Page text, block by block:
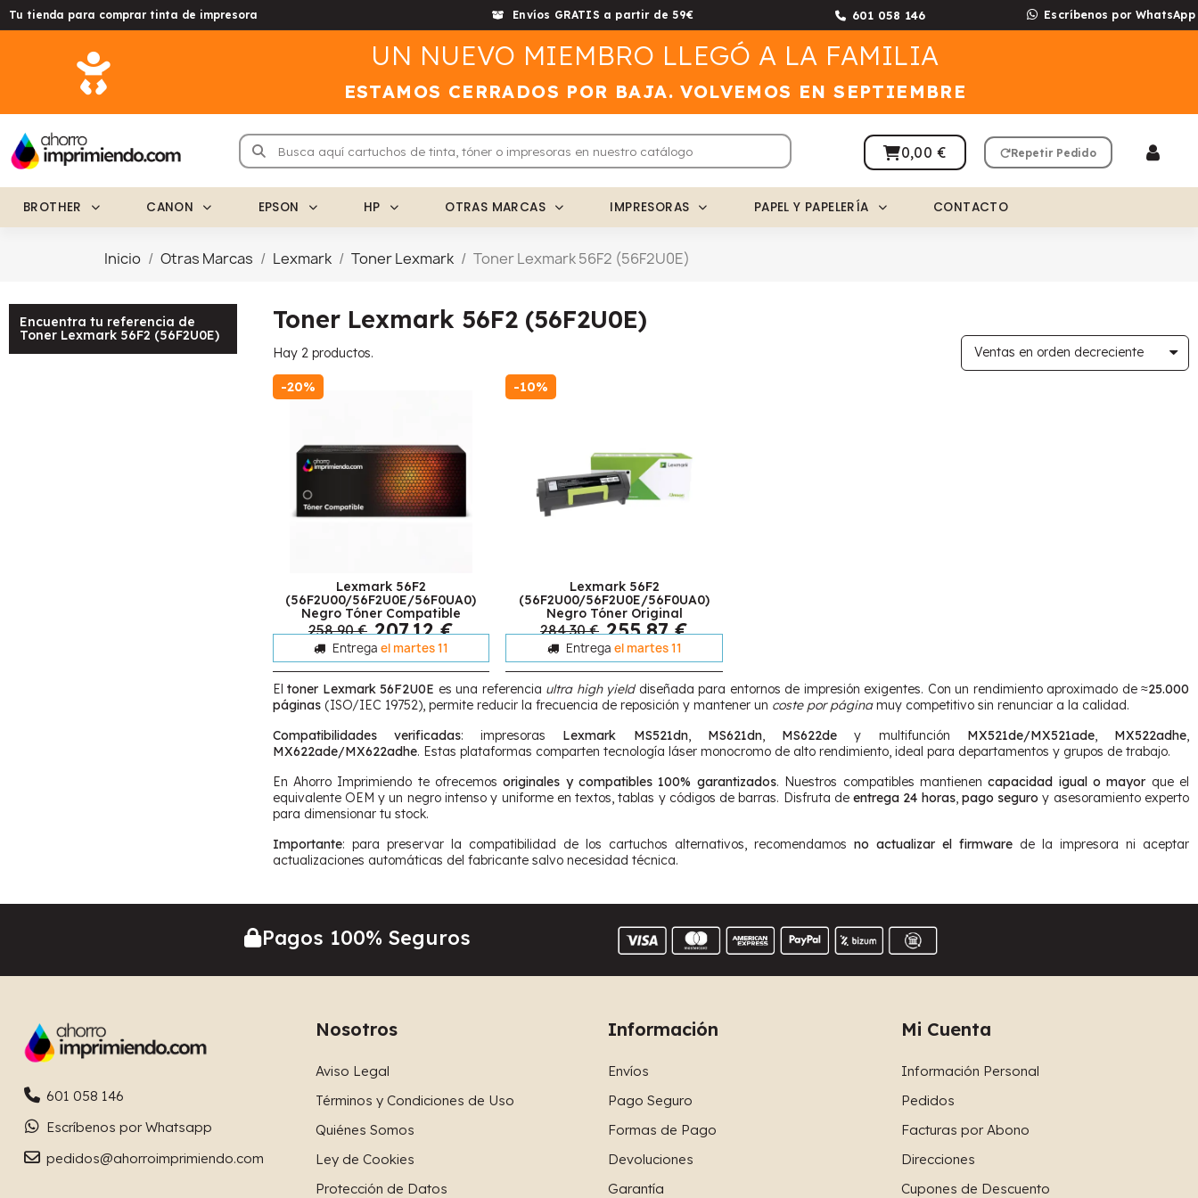
Tu tienda para comprar tinta de impresora Envíos GRATIS a partir de 59€ 601 058 146 Escríbenos por WhatsApp
UN NUEVO MIEMBRO LLEGÓ A LA FAMILIA
ESTAMOS CERRADOS POR BAJA. VOLVEMOS EN SEPTIEMBRE
0,00 € Repetir Pedido
BROTHER CANON EPSON HP OTRAS MARCAS IMPRESORAS PAPEL Y PAPELERÍA CONTACTO
Inicio Otras Marcas Lexmark Toner Lexmark Toner Lexmark 56F2 (56F2U0E)
Encuentra tu referencia de
Toner Lexmark 56F2 (56F2U0E)
Toner Lexmark 56F2 (56F2U0E)
Hay 2 productos.
-20%
Lexmark 56F2
(56F2U00/56F2U0E/56F0UA0)
Negro Tóner Compatible
258,90 € 207,12 €
Entrega el martes 11
-10%
Lexmark 56F2
(56F2U00/56F2U0E/56F0UA0)
Negro Tóner Original
284,30 € 255,87 €
Entrega el martes 11
Eltoner Lexmark 56F2U0E es una referencia ultra high yielddiseñada para entornos de impresión exigentes. Con un rendimiento aproximado de≈25.000
páginas(ISO/IEC 19752), permite reducir la frecuencia de reposición y mantener un coste por páginamuy competitivo sin renunciar a la calidad.
Compatibilidades verificadas: impresoras Lexmark MS521dn, MS621dn, MS622de y multifunción MX521de/MX521ade, MX522adhe
MX622ade/MX622adhe. Estas plataformas comparten tecnología láser monocromo de alto rendimiento, ideal para departamentos y grupos de trabajo.
En Ahorro Imprimiendo te ofrecemosoriginales y compatibles 100% garantizados. Nuestros compatibles mantienencapacidad igual o mayor que el
equivalente OEM y un negro intenso y uniforme en textos, tablas y códigos de barras. Disfruta deentrega 24 horas, pago seguro y asesoramiento experto
para dimensionar tu stock.
Importante: para preservar la compatibilidad de los cartuchos alternativos, recomendamos no actualizar el firmwarede la impresora ni aceptar
actualizaciones automáticas del fabricante salvo necesidad técnica.
Pagos 100% Seguros
601 058 146
Escríbenos por Whatsapp
pedidos@ahorroimprimiendo.com
Nosotros
Aviso Legal
Términos y Condiciones de Uso
Quiénes Somos
Ley de Cookies
Protección de Datos
Información
Envíos
Pago Seguro
Formas de Pago
Devoluciones
Garantía
Mi Cuenta
Información Personal
Pedidos
Facturas por Abono
Direcciones
Cupones de Descuento